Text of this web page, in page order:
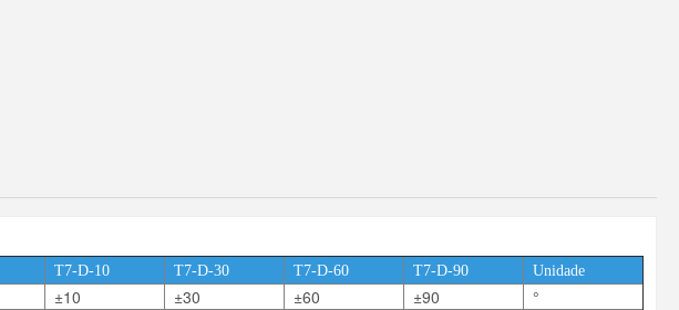
T7-D-10 T7-D-30 T7-D-60 T7-D-90 Unidade
±10 ±30 ±60 ±90
°